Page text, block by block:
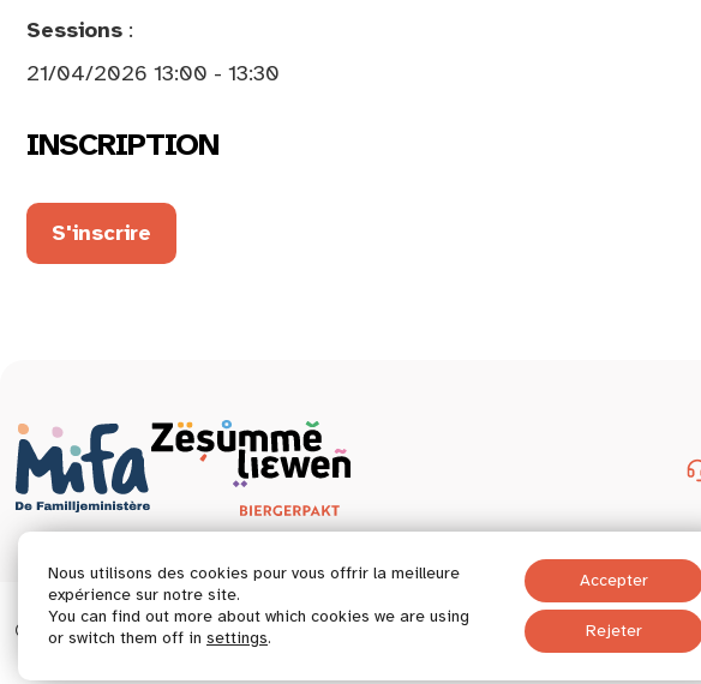
Sessions :
21/04/2026 13:00 - 13:30
INSCRIPTION
S'inscrire
© 2026 Tous droits réservés.Déclaration d’accessibilité Mentions
Nous utilisons des cookies pour vous offrir la meilleure
expérience sur notre site.
You can find out more about which cookies we are using
or switch them off in settings.
Accepter
Rejeter